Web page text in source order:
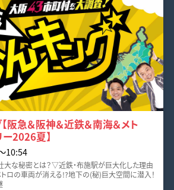
阪急＆阪神＆近鉄＆南海＆メト
2026夏】
10:54
な秘密とは？▽近鉄・布施駅が巨大化した理由
の車両が消える!?地下の(秘)巨大空間に潜入！